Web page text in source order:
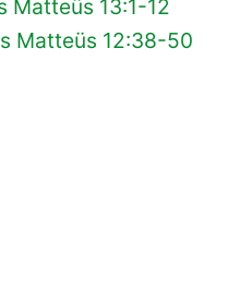
Matteüs 13:1-12
Matteüs 12:38-50